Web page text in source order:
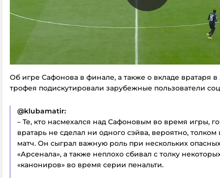
Об игре Сафонова в финале, а также о вкладе вратаря в
трофея подискутировали зарубежные пользователи
@klubamatir:
– Те, кто насмехался над Сафоновым во время игры,
вратарь не сделал ни одного сэйва, вероятно,
матч. Он сыграл важную роль при нескольких опасных
«Арсенала», а также неплохо сбивал с толку
«канониров» во время серии пенальти.